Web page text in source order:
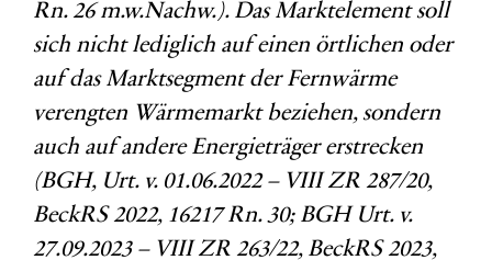
Rn. 26 m.w.Nachw.). Das Marktelement soll
sich nicht lediglich auf einen örtlichen oder
auf das Marktsegment der Fernwärme
verengten Wärmemarkt beziehen, sondern
auch auf andere Energieträger erstrecken
(BGH, Urt. v. 01.06.2022 – VIII ZR 287/20,
BeckRS 2022, 16217 Rn. 30; BGH Urt. v.
27.09.2023 – VIII ZR 263/22, BeckRS 2023,